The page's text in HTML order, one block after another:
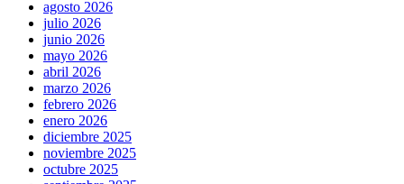
agosto 2026
julio 2026
junio 2026
mayo 2026
abril 2026
marzo 2026
febrero 2026
enero 2026
diciembre 2025
noviembre 2025
octubre 2025